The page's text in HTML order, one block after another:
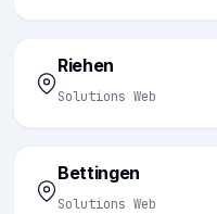
Riehen
Solutions Web
Bettingen
Solutions Web